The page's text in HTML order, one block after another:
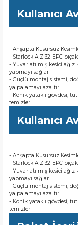
Kullanıcı
- Ahşapta Kusursuz
- Starlock AIZ 32 EPC
- Yuvarlatılmış kesici ağız
yapmayı sağlar
- Güçlü montaj sistemi,
yalpalamayı azaltır
- Konik yataklı gövdesi,
temizler
Kullanıcı
- Ahşapta Kusursuz
- Starlock AIZ 32 EPC
- Yuvarlatılmış kesici ağız
yapmayı sağlar
- Güçlü montaj sistemi,
yalpalamayı azaltır
- Konik yataklı gövdesi,
temizler